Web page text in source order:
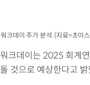
워크데이 주가 분석. (지료=초이
워크데이는 2025 회계
돌 것으로 예상한다고 밝